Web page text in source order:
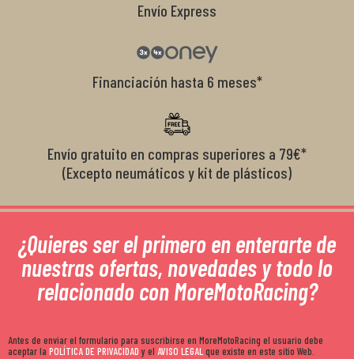
Envío Express
Financiación hasta 6 meses*
Envío gratuito en compras superiores a 79€*
(Excepto neumáticos y kit de plásticos)
¿Quieres ser el primero en enterarte de
nuestras ofertas, novedades y todo lo
relacionado con MoreMotoRacing?
Antes de enviar el formulario para suscribirse en MoreMotoRacing el usuario debe
aceptar la POLÍTICA DE PRIVACIDADy el AVISO LEGALque existe en este sitio Web.